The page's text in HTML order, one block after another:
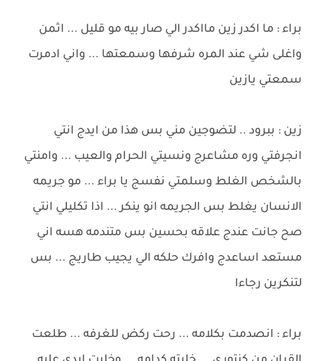
براء : ما اكدر زين مااكدر الي صار بيه مو قليل ... اثمن
واغلى شي عند المره شرفها وسمعتها ... واني ادمرت
سمعتي يازين
زين : ببرود .. لتضوجين مني بس هذا من ايدج انتي
انجرفتي وره مشاعرج ونسيتي الحرام والعيب ... وامنتي
بالشخص الغلط وسلمتي نفسج يا براء ... مو جريمه
الانسان يغلط بس الجريمه انو ينكر ... اذا تكليلي انتي
صح جانت عندج علاقه بحسين بس متندمه هسه اني
مستعد اساعدج وافرك حلكه الي يجيب طاريج ... بس
لتنكرين رجاءا
براء : انصدمت بكلامه ... رحت ركض للغرفه ... طلعت